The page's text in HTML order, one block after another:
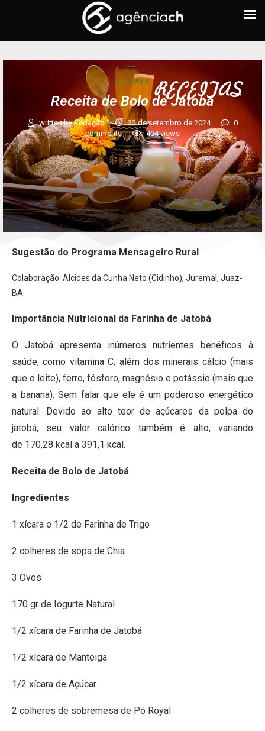
CULINÁRIA
Receita de Bolo de Jatobá
written byRedação 22 de setembro de 2024
0
comments
404views
Sugestão do Programa Mensageiro Rural
Colaboração: Alcides da Cunha Neto (Cidinho), Juremal, Juaz-
BA
Importância Nutricional da Farinha de Jatobá
O Jatobá apresenta inúmeros nutrientes benéficos à
saúde, como vitamina C, além dos minerais cálcio (mais
que o leite), ferro, fósforo, magnésio e potássio (mais que
a banana). Sem falar que ele é um poderoso energético
natural. Devido ao alto teor de açúcares da polpa do
jatobá, seu valor calórico também é alto, variando
de 170,28 kcal a 391,1 kcal.
Receita de Bolo de Jatobá
Ingredientes
1 xícara e 1/2 de Farinha de Trigo
2 colheres de sopa de Chia
3 Ovos
170 gr de Iogurte Natural
1/2 xícara de Farinha de Jatobá
1/2 xícara de Manteiga
1/2 xícara de Açúcar
2 colheres de sobremesa de Pó Royal